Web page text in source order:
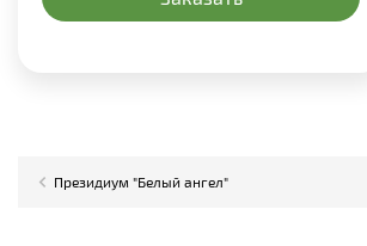
Президиум "Белый ангел"